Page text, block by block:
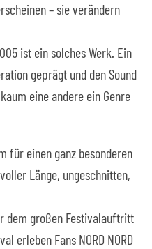
– sieverändern
ist ein solches Werk. Ein
geprägt und den Sound
eine andere ein Genre
für einen ganz besonderen
Länge, ungeschnitten,
dem großen Festivalauftritt
erleben Fans NORD NORD